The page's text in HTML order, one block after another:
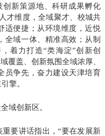
创新策源地、科研成果孵化
才维度，全域聚才、校城共
适便捷；从环境维度，近悦
全域一体、精准高效；从制
着力打造“类海淀”创新创
覆盖、创新氛围全域浓厚、
员争先，奋力建设天津培育
擎。
域创新区。
要讲话指出，“要在发展新